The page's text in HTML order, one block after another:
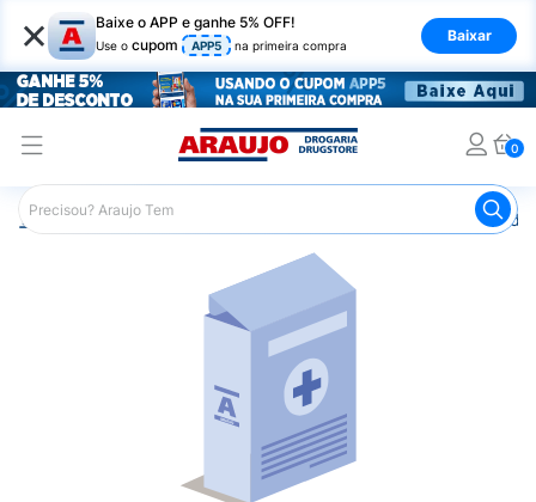
× Baixe o APP e ganhe 5% OFF!
Use o cupom APP5 na primeira compra
Baixar
0
Araujo Medicamentos